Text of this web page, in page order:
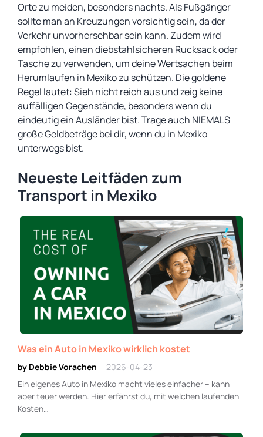
Orte zu meiden, besonders nachts. Als Fußgänger
sollte man an Kreuzungen vorsichtig sein, da der
Verkehr unvorhersehbar sein kann. Zudem wird
empfohlen, einen diebstahlsicheren Rucksack oder
Tasche zu verwenden, um deine Wertsachen beim
Herumlaufen in Mexiko zu schützen. Die goldene
Regel lautet: Sieh nicht reich aus und zeig keine
auffälligen Gegenstände, besonders wenn du
eindeutig ein Ausländer bist. Trage auch NIEMALS
große Geldbeträge bei dir, wenn du in Mexiko
unterwegs bist.
Neueste Leitfäden zum
Transport in Mexiko
Was ein Auto in Mexiko wirklich kostet
2026-04-23
by Debbie Vorachen
Ein eigenes Auto in Mexiko macht vieles einfacher – kann
aber teuer werden. Hier erfährst du, mit welchen laufenden
Kosten…